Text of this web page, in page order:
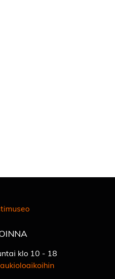
klo 10 - 18